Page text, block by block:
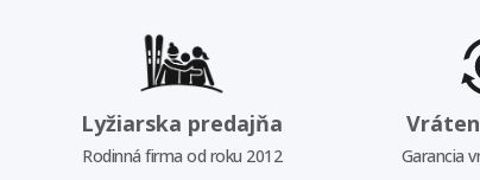
Lyžiarska predajňa
Rodinná firma od roku 2012 Garancia